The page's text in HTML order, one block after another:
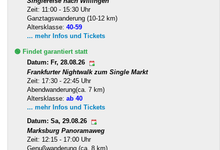
Zeit: 11:00 - 15:30 Uhr
Ganztagswanderung (10-12 km)
Altersklasse: 40-59
... mehr Infos und Tickets
🟢 Findet garantiert statt
Datum: Fr, 28.08.26
Frankfurter Nightwalk zum Single Markt
Zeit: 17:30 - 22:45 Uhr
Abendwanderung(ca. 7 km)
Altersklasse: ab 40
... mehr Infos und Tickets
Datum: Sa, 29.08.26
Marksburg Panoramaweg
Zeit: 12:15 - 17:00 Uhr
Genußwanderung (ca. 8 km)